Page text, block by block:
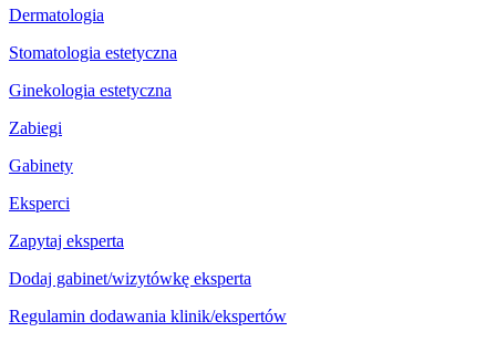
Dermatologia
Stomatologia estetyczna
Ginekologia estetyczna
Zabiegi
Gabinety
Eksperci
Zapytaj eksperta
Dodaj gabinet/wizytówkę eksperta
Regulamin dodawania klinik/ekspertów